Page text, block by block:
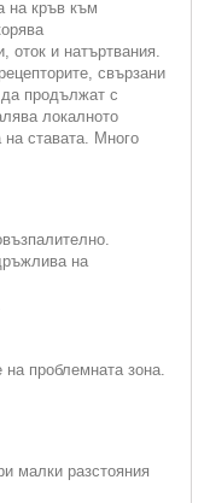
на кръв към
оток и натъртвания.
свързани
да продължат с
локалното
на ставата. Много
на
проблемната зона.
малки разстояния